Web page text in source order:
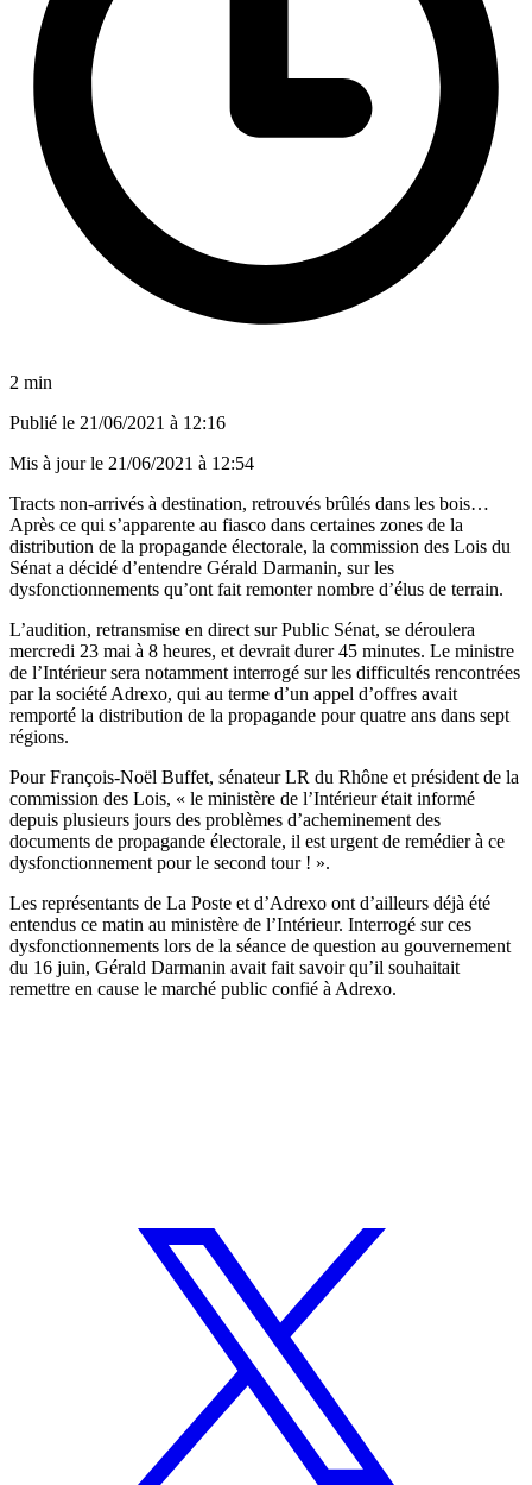
2 min
Publié le 21/06/2021 à 12:16
Mis à jour le 21/06/2021 à 12:54
Tracts non-arrivés à destination, retrouvés brûlés dans les bois…
Après ce qui s’apparente au fiasco dans certaines zones de la
distribution de la propagande électorale, la commission des Lois du
Sénat a décidé d’entendre Gérald Darmanin, sur les
dysfonctionnements qu’ont fait remonter nombre d’élus de terrain.
L’audition, retransmise en direct sur Public Sénat, se déroulera
mercredi 23 mai à 8 heures, et devrait durer 45 minutes. Le ministre
de l’Intérieur sera notamment interrogé sur les difficultés rencontrées
par la société Adrexo, qui au terme d’un appel d’offres avait
remporté la distribution de la propagande pour quatre ans dans sept
régions.
Pour François-Noël Buffet, sénateur LR du Rhône et président de la
commission des Lois, « le ministère de l’Intérieur était informé
depuis plusieurs jours des problèmes d’acheminement des
documents de propagande électorale, il est urgent de remédier à ce
dysfonctionnement pour le second tour ! ».
Les représentants de La Poste et d’Adrexo ont d’ailleurs déjà été
entendus ce matin au ministère de l’Intérieur. Interrogé sur ces
dysfonctionnements lors de la séance de question au gouvernement
du 16 juin, Gérald Darmanin avait fait savoir qu’il souhaitait
remettre en cause le marché public confié à Adrexo.